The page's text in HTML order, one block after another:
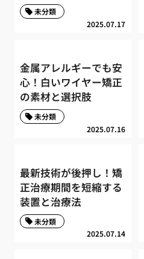
2025.07.17
未分類
金属アレルギーでも安
心！白いワイヤー矯正
の素材と選択肢
2025.07.16
未分類
最新技術が後押し！矯
正治療期間を短縮する
装置と治療法
2025.07.14
未分類